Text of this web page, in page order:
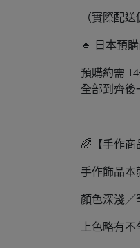
（實際配
🔹 日本預
預購約需
全部到齊後
🌈【手作商
手作飾品本
顏色深淺／
上色略有不